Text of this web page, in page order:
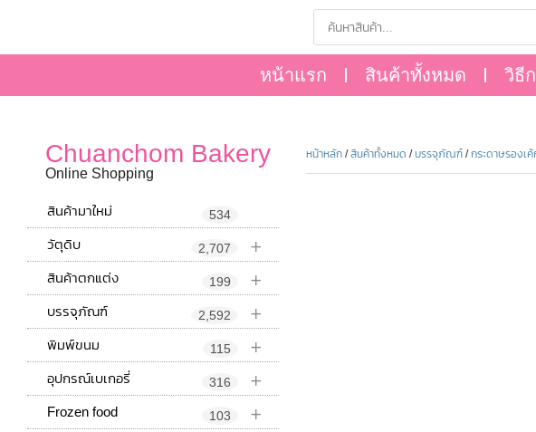
หน้าแรก สินค้าทั้งหมด วิธี
Chuanchom Bakery
Online Shopping
สินค้ามาใหม่ 534
+
วัตุดิบ 2,707
+
สินค้าตกแต่ง 199
+
บรรจุภัณฑ์ 2,592
+
พิมพ์ขนม 115
+
อุปกรณ์เบเกอรี่ 316
+
Frozen food 103
หน้าหลัก/สินค้าทั้งหมด /บรรจุภัณฑ์/กระดาษรองเ